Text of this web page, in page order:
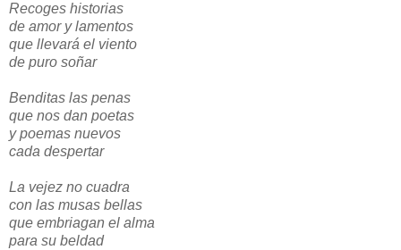
Recoges historias
de amor y lamentos
que llevará el viento
de puro soñar
Benditas las penas
que nos dan poetas
y poemas nuevos
cada despertar
La vejez no cuadra
con las musas bellas
que embriagan el alma
para su beldad